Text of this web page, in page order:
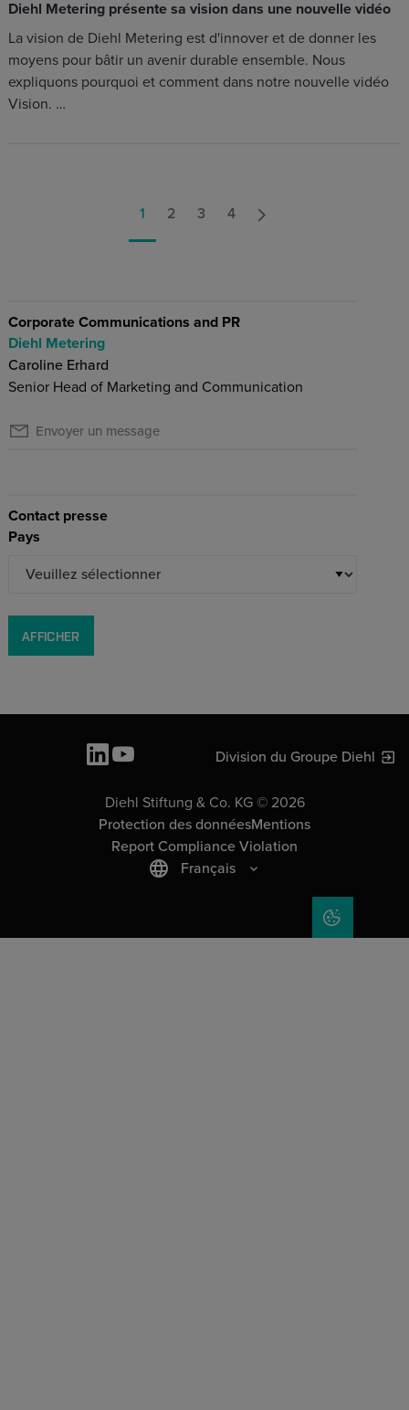
Diehl Metering présente sa vision dans une nouvelle vidéo
La vision de Diehl Metering est d'innover et de donner les
moyens pour bâtir un avenir durable ensemble. Nous
expliquons pourquoi et comment dans notre nouvelle vidéo
Vision. …
1 2 3 4
Corporate Communications and PR
Diehl Metering
Caroline Erhard
Senior Head of Marketing and Communication
Envoyer un message
Contact presse
Pays
AFFICHER
Division du Groupe Diehl
Diehl Stiftung & Co. KG © 2026
Protection des donnéesMentions
Report Compliance Violation
Français
COOKIE